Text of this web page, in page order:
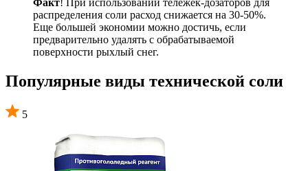
распределения соли расход снижается на 30-50%.
Еще большей экономии можно достичь, если
предварительно удалять с обрабатываемой
поверхности рыхлый снег.
Популярные виды технической соли
5